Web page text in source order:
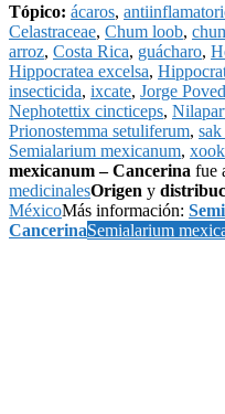
Tópico: ácaros,
Celastraceae, Chum loob,
arroz, Costa Rica, guácharo,
Hippocratea excelsa,
insecticida, ixcate, Jorge
Nephotettix cincticeps,
Prionostemma setuliferum, sak
Semialarium mexicanum,
mexicanum – Cancerina fue
medicinalesOrigen y
MéxicoMás información:
CancerinaSemialarium